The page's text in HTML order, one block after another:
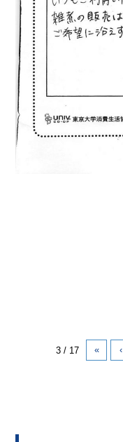
3 / 17 « ‹